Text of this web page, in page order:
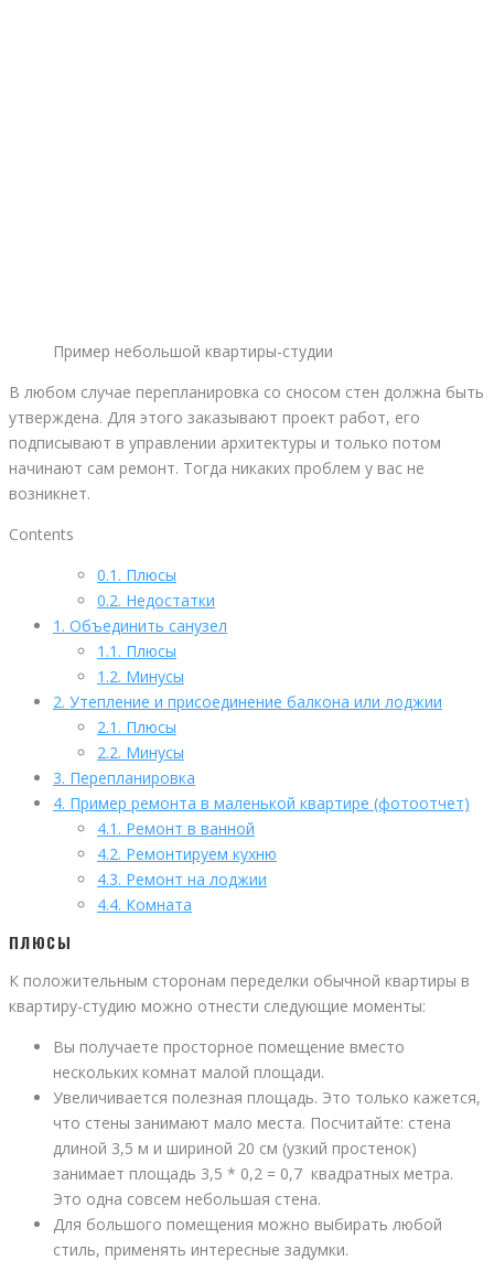
Пример небольшой квартиры-студии
В любом случае перепланировка со сносом стен должна быть
утверждена. Для этого заказывают проект работ, его
подписывают в управлении архитектуры и только потом
начинают сам ремонт. Тогда никаких проблем у вас не
возникнет.
Contents
0.1. Плюсы
0.2. Недостатки
1. Объединить санузел
1.1. Плюсы
1.2. Минусы
2. Утепление и присоединение балкона или лоджии
2.1. Плюсы
2.2. Минусы
3. Перепланировка
4. Пример ремонта в маленькой квартире (фотоотчет)
4.1. Ремонт в ванной
4.2. Ремонтируем кухню
4.3. Ремонт на лоджии
4.4. Комната
ПЛЮСЫ
К положительным сторонам переделки обычной квартиры в
квартиру-студию можно отнести следующие моменты:
Вы получаете просторное помещение вместо
нескольких комнат малой площади.
Увеличивается полезная площадь. Это только кажется,
что стены занимают мало места. Посчитайте: стена
длиной 3,5 м и шириной 20 см (узкий простенок)
занимает площадь 3,5 * 0,2 = 0,7 квадратных метра.
Это одна совсем небольшая стена.
Для большого помещения можно выбирать любой
стиль, применять интересные задумки.